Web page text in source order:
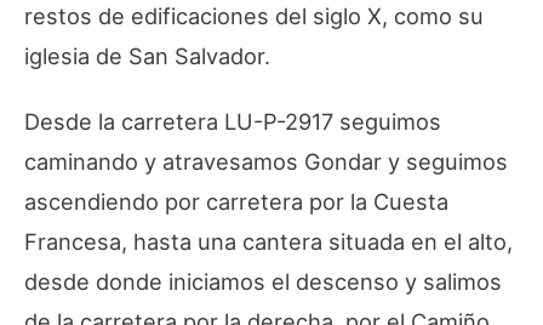
restos de edificaciones del siglo X, como su
iglesia de San Salvador.
Desde la carretera LU-P-2917 seguimos
caminando y atravesamos Gondar y seguimos
ascendiendo por carretera por la Cuesta
Francesa, hasta una cantera situada en el alto,
desde donde iniciamos el descenso y salimos